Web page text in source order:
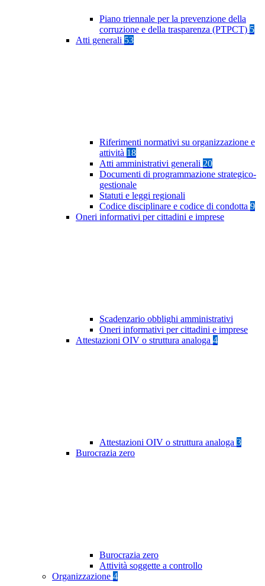
Piano triennale per la prevenzione della
corruzione e della trasparenza (PTPCT) 5
Atti generali 53
Riferimenti normativi su organizzazione e
attività 18
Atti amministrativi generali 20
Documenti di programmazione strategico-
gestionale
Statuti e leggi regionali
Codice disciplinare e codice di condotta 9
Oneri informativi per cittadini e imprese
Scadenzario obblighi amministrativi
Oneri informativi per cittadini e imprese
Attestazioni OIV o struttura analoga 4
Attestazioni OIV o struttura analoga 3
Burocrazia zero
Burocrazia zero
Attività soggette a controllo
Organizzazione 4